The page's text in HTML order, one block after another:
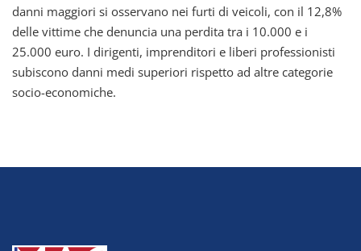
danni maggiori si osservano nei furti di veicoli, con il 12,8%
delle vittime che denuncia una perdita tra i 10.000 e i
25.000 euro. I dirigenti, imprenditori e liberi professionisti
subiscono danni medi superiori rispetto ad altre categorie
socio-economiche.